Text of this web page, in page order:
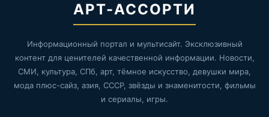
АРТ-АССОРТИ
Информационный портал и мультисайт. Эксклюзивный
контент для ценителей качественной информации. Новости,
СМИ, культура, СПб, арт, тёмное искусство, девушки мира,
мода плюс-сайз, азия, СССР, звёзды и знаменитости, фильмы
и сериалы, игры.